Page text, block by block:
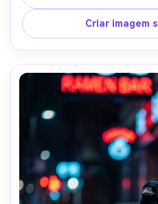
nítido no
Criar imagem